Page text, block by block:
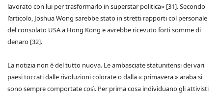
lavorato con lui per trasformarlo in superstar politica» [31]. Secondo
l’articolo, Joshua Wong sarebbe stato in stretti rapporti col personale
del consolato USA a Hong Kong e avrebbe ricevuto forti somme di
denaro [32].
La notizia non è del tutto nuova. Le ambasciate statunitensi dei vari
paesi toccati dalle rivoluzioni colorate o dalla « primavera » araba si
sono sempre comportate così. Per prima cosa individuano gli attivisti